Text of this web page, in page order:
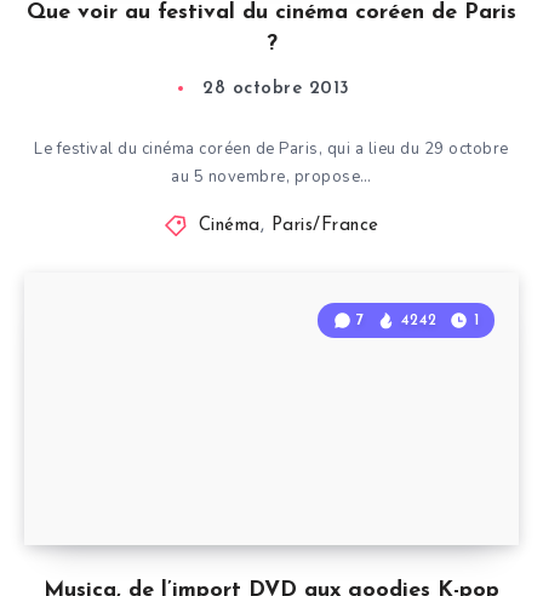
Que voir au festival du cinéma coréen de Paris
?
28 octobre 2013
Le festival du cinéma coréen de Paris, qui a lieu du 29 octobre
au 5 novembre, propose…
Cinéma, Paris/France
Musica, de l’import DVD aux goodies K-pop
7 4242 1